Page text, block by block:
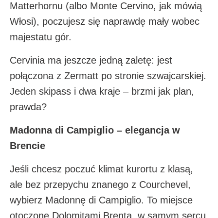
Matterhornu (albo Monte Cervino, jak mówią
Włosi), poczujesz się naprawdę mały wobec
majestatu gór.
Cervinia ma jeszcze jedną zaletę: jest
połączona z Zermatt po stronie szwajcarskiej.
Jeden skipass i dwa kraje – brzmi jak plan,
prawda?
Madonna di Campiglio – elegancja w
Brencie
Jeśli chcesz poczuć klimat kurortu z klasą,
ale bez przepychu znanego z Courchevel,
wybierz Madonnę di Campiglio. To miejsce
otoczone Dolomitami Brenta, w samym sercu